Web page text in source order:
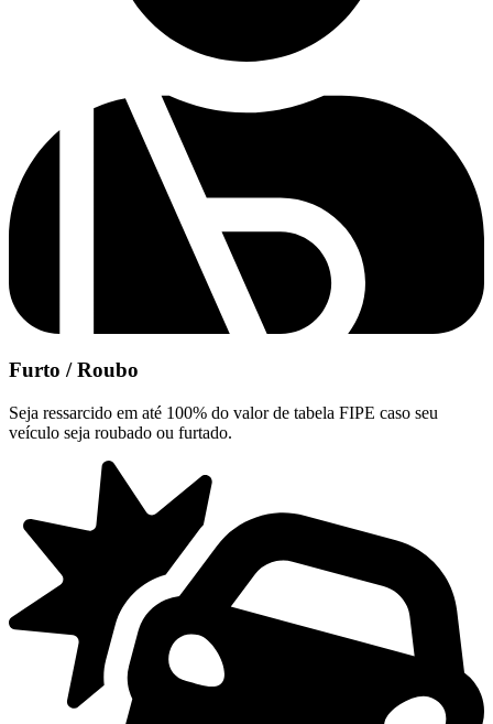
Furto / Roubo
Seja ressarcido em até 100% do valor de tabela FIPE caso seu
veículo seja roubado ou furtado.